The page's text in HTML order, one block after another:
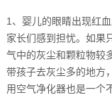
1、婴儿的眼睛出现红
家长们感到担忧。如果
气中的灰尘和颗粒物较
带孩子去灰尘多的地方
用空气净化器也是一个